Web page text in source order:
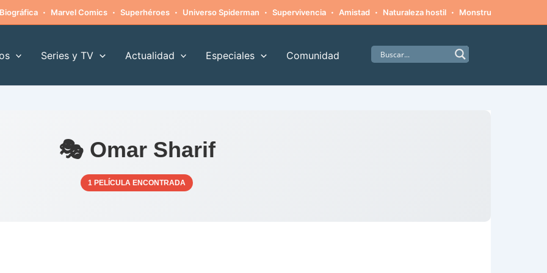
Biográfica · Marvel Comics · Superhéroes · Universo Spiderman · Supervivencia · Amistad · Naturaleza hostil · Monstruos
Series y TV Actualidad Especiales Comunidad
🎭 Omar Sharif
1 PELÍCULA ENCONTRADA